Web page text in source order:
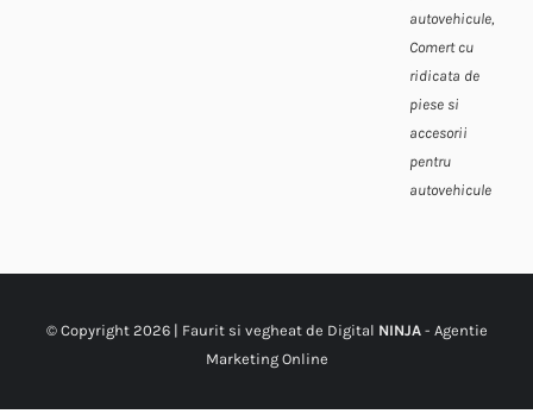
autovehicule,
Comert cu
ridicata de
piese si
accesorii
pentru
autovehicule
© Copyright 2026 | Faurit si vegheat de Digital NINJA- Agentie
Marketing Online